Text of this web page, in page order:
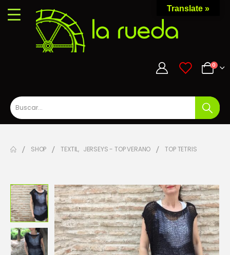
0 0
SHOP TEXTIL, JERSEYS - TOP VERANO TOP TETRIS
Translate »